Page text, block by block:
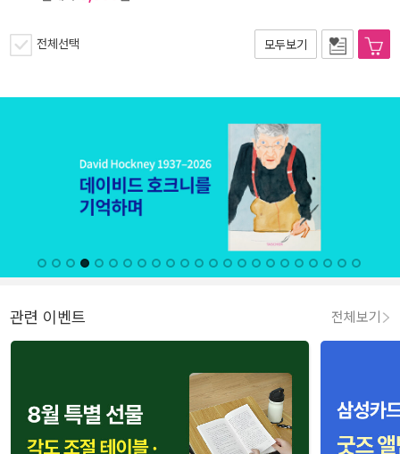
전체선택 모두보기
관련 이벤트 전체보기